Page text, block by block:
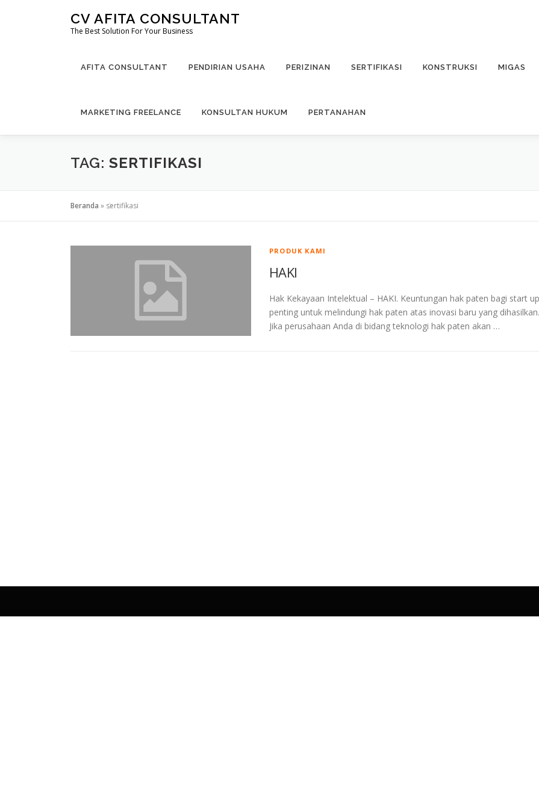
CV AFITA CONSULTANT
The Best Solution For Your Business
AFITA CONSULTANT PENDIRIAN USAHA PERIZINAN SERTIFIKASI KONSTRUKSI MIGAS
MARKETING FREELANCE KONSULTAN HUKUM PERTANAHAN
TAG: SERTIFIKASI
Beranda » sertifikasi
PRODUK KAMI
HAKI
Hak Kekayaan Intelektual – HAKI. Keuntungan hak paten bagi start up
penting untuk melindungi hak paten atas inovasi baru yang dihasilkan.
Jika perusahaan Anda di bidang teknologi hak paten akan …